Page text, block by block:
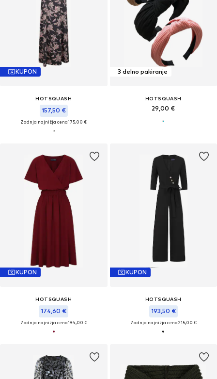
KUPON
HOTSQUASH
157,50 €
Zadnja najnižja cena175,00 €
3 delno pakiranje
HOTSQUASH
29,00 €
KUPON
HOTSQUASH
174,60 €
Zadnja najnižja cena194,00 €
KUPON
HOTSQUASH
193,50 €
Zadnja najnižja cena215,00 €